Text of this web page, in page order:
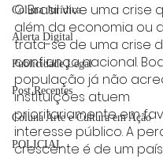
Coluna Jurídica
Alerta Digital
Publicidade Legal
Post Recentes
Coluna Arte e Cultura em Ação
POLICIAL
O Brasil vive uma crise
além da economia ou
trata-se de uma crise
confiança nacional.
população já não
instituições atuem
prioritariamente em
interesse público. A
crescente é de um